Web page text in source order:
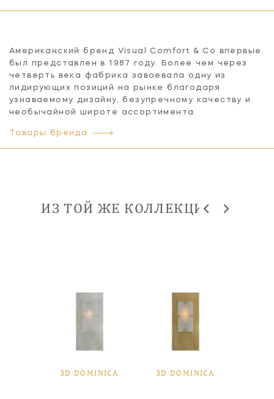
Американский бренд Visual Comfort & Co впервые
был представлен в 1987 году. Более чем через
четверть века фабрика завоевала одну из
лидирующих позиций на рынке благодаря
узнаваемому дизайну, безупречному качеству и
необычайной широте ассортимента.
Товары бренда
ИЗ ТОЙ ЖЕ КОЛЛЕКЦИИ
3D DOMINICA 3D DOMINICA